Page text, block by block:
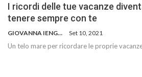
I ricordi delle tue vacanze
tenere sempre con te
GIOVANNA IENGO Set 10, 2021
Un telo mare per ricordare le proprie